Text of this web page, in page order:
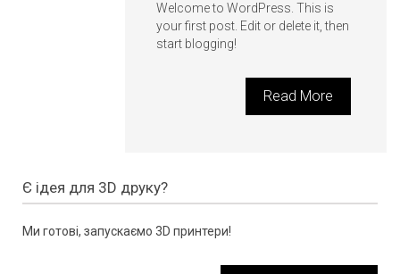
Welcome to WordPress. This is
your first post. Edit or delete it, then
start blogging!
Read More
Є ідея для 3D друку?
Ми готові, запускаємо 3D принтери!